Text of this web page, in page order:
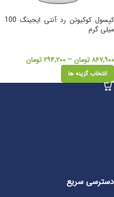
کپسول کوکیوتن رد آنتی ایجینگ 100
میلی گرم
۸۶۷,۹۰۰ تومان– ۲۹۴,۲۰۰تومان
انتخاب گزینه ها
دسترسی سریع